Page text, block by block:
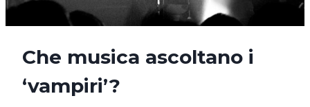
Che musica ascoltano i
‘vampiri’?